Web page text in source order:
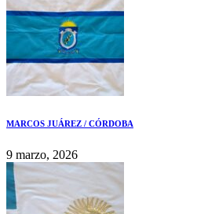
MARCOS JUÁREZ / CÓRDOBA
9 marzo, 2026